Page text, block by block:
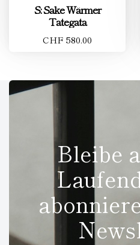
S: Sake Wärmer
Tategata
CHF 580.00
Bleibe